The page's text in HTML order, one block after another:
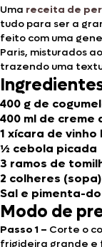
Uma receita de
tudo para ser a
feito com uma
Paris, misturados
trazendo uma
400 g de
400 ml de
1 xícara de vinho
½ cebola picada
3 ramos de
2 colheres
Sal e pimenta-
Modo de
Passo 1 – Corte o
frigideira grande e